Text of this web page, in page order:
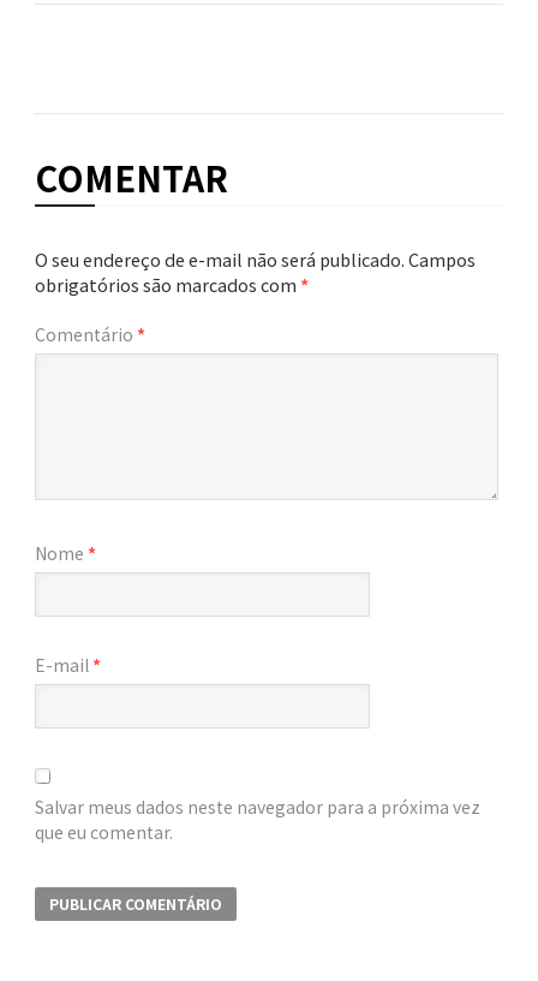
COMENTAR
O seu endereço de e-mail não será publicado.Campos
obrigatórios são marcados com*
Comentário *
Nome *
E-mail *
Salvar meus dados neste navegador para a próxima vez
que eu comentar.